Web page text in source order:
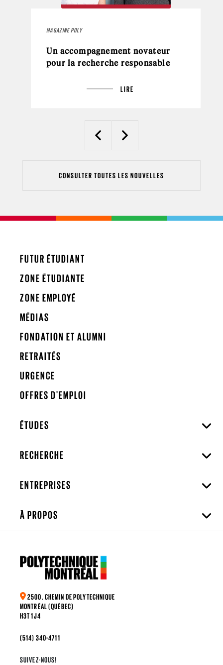
MAGAZINE POLY
Un accompagnement novateur
pour la recherche responsable
LIRE
PreviousNext
CONSULTER TOUTES LES NOUVELLES
FUTUR ÉTUDIANT
ZONE ÉTUDIANTE
ZONE EMPLOYÉ
MÉDIAS
FONDATION ET ALUMNI
RETRAITÉS
URGENCE
OFFRES D'EMPLOI
ÉTUDES
RECHERCHE
ENTREPRISES
À PROPOS
2500, CHEMIN DE POLYTECHNIQUE
MONTRÉAL (QUÉBEC)
H3T 1J4
(514) 340-4711
SUIVEZ-NOUS!